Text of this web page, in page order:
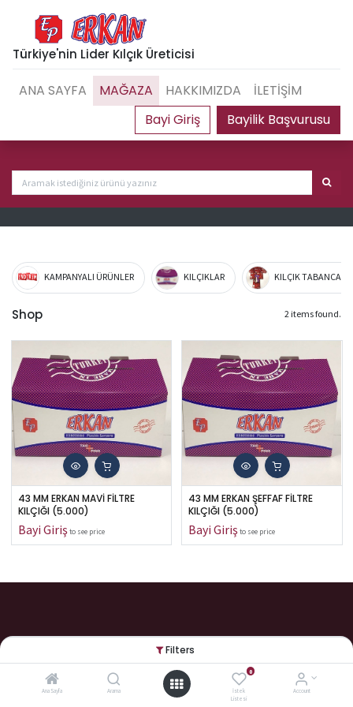
Filters
Ana Sayfa Arama
0
İstek
Listesi
Account
Türkiye'nin Lider Kılçık Üreticisi
Bayilik Başvurusu
ANA SAYFA MAĞAZA HAKKIMIZDA İLETİŞİM
KAMPANYALI ÜRÜNLER KILÇIKLAR KILÇIK TABANCA
Shop 2 items found.
43 MM ERKAN MAVİ FİLTRE
KILÇIĞI (5.000)
to see price
43 MM ERKAN ŞEFFAF FİLTRE
KILÇIĞI (5.000)
to see price
ERKAN PLASTİK
Türkiye'nin tek Kılçık üreticisi